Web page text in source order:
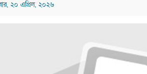
২০ এপ্রিল, ২০২৬